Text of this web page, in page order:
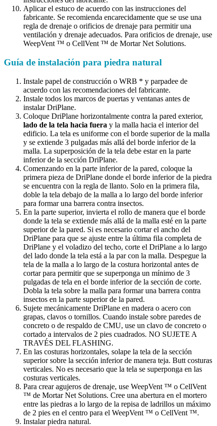
Aplicar el estuco de acuerdo con las instrucciones del
fabricante. Se recomienda encarecidamente que se use una
regla de drenaje o orificios de drenaje para permitir una
ventilación y drenaje adecuados. Para orificios de drenaje, use
WeepVent ™ o CellVent ™ de Mortar Net Solutions.
Guía de instalación para piedra natural
Instale papel de construcción o WRB * y parpadee de
acuerdo con las recomendaciones del fabricante.
Instale todos los marcos de puertas y ventanas antes de
instalar DriPlane.
Coloque DriPlane horizontalmente contra la pared exterior,
lado de la tela hacia fuera y la malla hacia el interior del
edificio. La tela es uniforme con el borde superior de la malla
y se extiende 3 pulgadas más allá del borde inferior de la
malla. La superposición de la tela debe estar en la parte
inferior de la sección DriPlane.
Comenzando en la parte inferior de la pared, coloque la
primera pieza de DriPlane donde el borde inferior de la piedra
se encuentra con la regla de llanto. Solo en la primera fila,
doble la tela debajo de la malla a lo largo del borde inferior
para formar una barrera contra insectos.
En la parte superior, invierta el rollo de manera que el borde
donde la tela se extiende más allá de la malla esté en la parte
superior de la pared. Si es necesario cortar el ancho del
DriPlane para que se ajuste entre la última fila completa de
DriPlane y el voladizo del techo, corte el DriPlane a lo largo
del lado donde la tela está a la par con la malla. Despegue la
tela de la malla a lo largo de la costura horizontal antes de
cortar para permitir que se superponga un mínimo de 3
pulgadas de tela en el borde inferior de la sección de corte.
Dobla la tela sobre la malla para formar una barrera contra
insectos en la parte superior de la pared.
Sujete mecánicamente DriPlane en madera o acero con
grapas, clavos o tornillos. Cuando instale sobre paredes de
concreto o de respaldo de CMU, use un clavo de concreto o
cortado a intervalos de 2 pies cuadrados. NO SUJETE A
TRAVÉS DEL FLASHING.
En las costuras horizontales, solape la tela de la sección
superior sobre la sección inferior de manera teja. Butt costuras
verticales. No es necesario que la tela se superponga en las
costuras verticales.
Para crear agujeros de drenaje, use WeepVent ™ o CellVent
™ de Mortar Net Solutions. Cree una abertura en el mortero
entre las piedras a lo largo de la repisa de ladrillos un máximo
de 2 pies en el centro para el WeepVent ™ o CellVent ™.
Instalar piedra natural.